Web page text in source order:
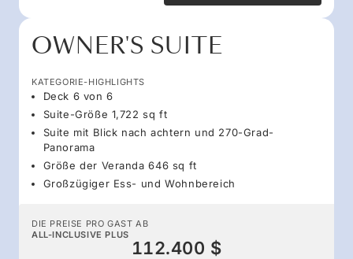
OWNER'S SUITE
KATEGORIE-HIGHLIGHTS
Deck 6 von 6
Suite-Größe 1,722 sq ft
Suite mit Blick nach achtern und 270-Grad-
Panorama
Größe der Veranda 646 sq ft
Großzügiger Ess- und Wohnbereich
DIE PREISE PRO GAST AB
ALL-INCLUSIVE PLUS
112.400 $